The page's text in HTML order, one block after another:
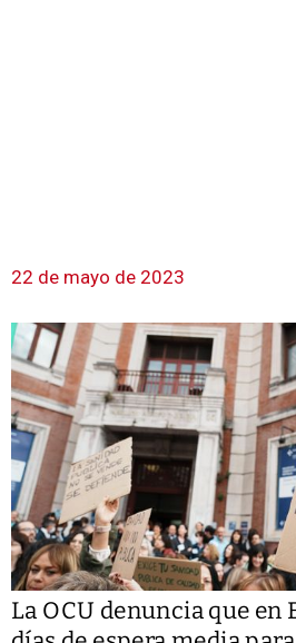
22 de mayo de 2023
La OCU denuncia que en